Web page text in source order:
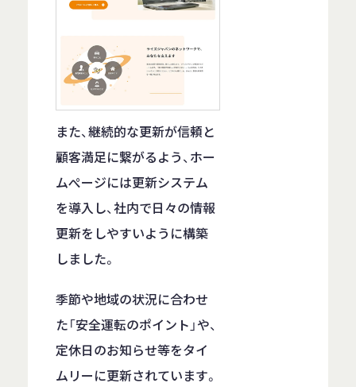
また、継続的な更新が信頼と
顧客満足に繋がるよう、ホー
ムぺージには更新システム
を導入し、社内で日々の情報
更新をしやすいように構築
しました。
季節や地域の状況に合わせ
た「安全運転のポイント」や、
定休日のお知らせ等をタイ
ムリーに更新されています。